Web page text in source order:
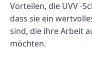
Vorteilen, die UVV -
dass sie ein
sind, die ihre Arbeit
möchten.